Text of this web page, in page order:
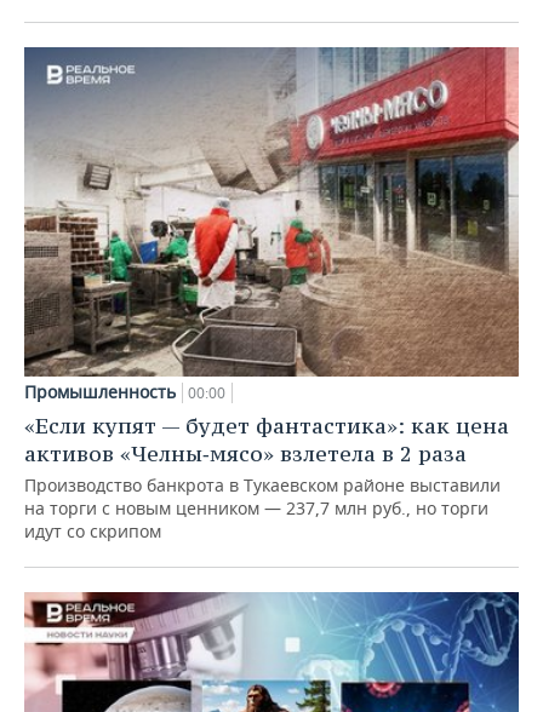
Промышленность 00:00
«Если купят — будет фантастика»: как цена
активов «Челны‑мясо» взлетела в 2 раза
Производство банкрота в Тукаевском районе выставили
на торги с новым ценником — 237,7 млн руб., но торги
идут со скрипом